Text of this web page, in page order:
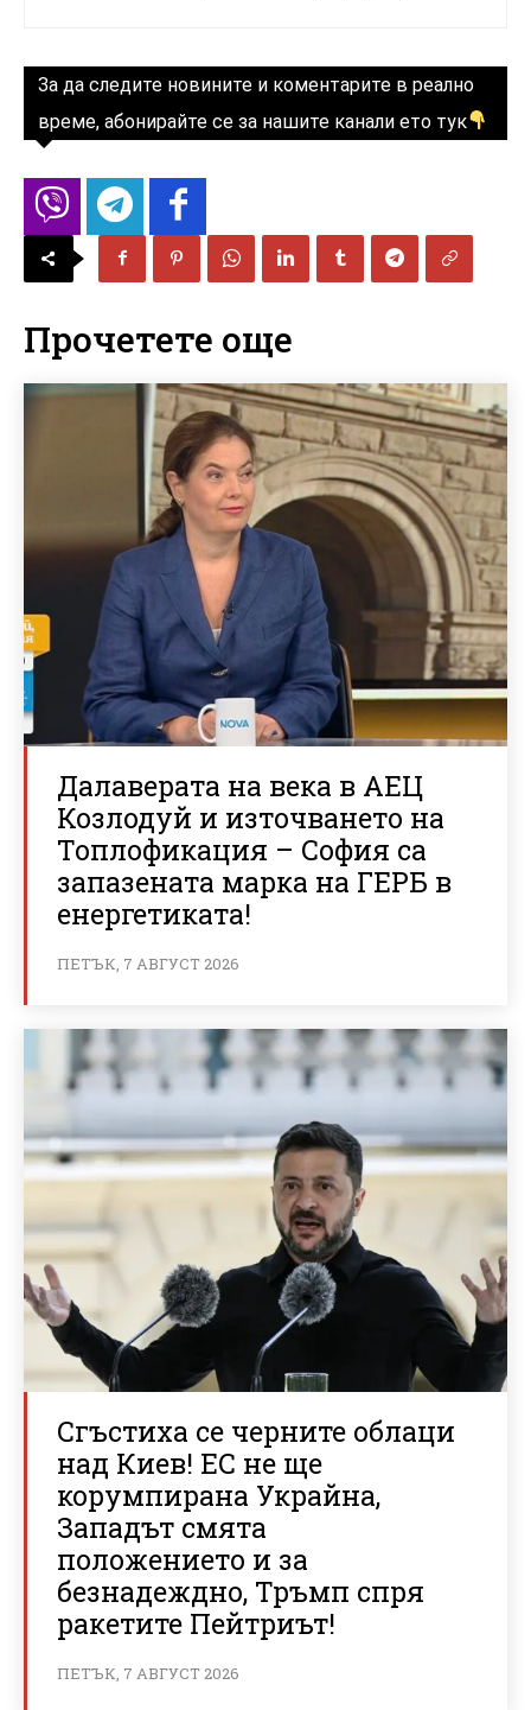
За да следите новините и коментарите в реално
време, абонирайте се за нашите канали ето тук
Прочетете още
Далаверата на века в АЕЦ
Козлодуй и източването на
Топлофикация – София са
запазената марка на ГЕРБ в
енергетиката!
ПЕТЪК, 7 АВГУСТ 2026
Сгъстиха се черните облаци
над Киев! ЕС не ще
корумпирана Украйна,
Западът смята
положението и за
безнадеждно, Тръмп спря
ракетите Пейтриът!
ПЕТЪК, 7 АВГУСТ 2026